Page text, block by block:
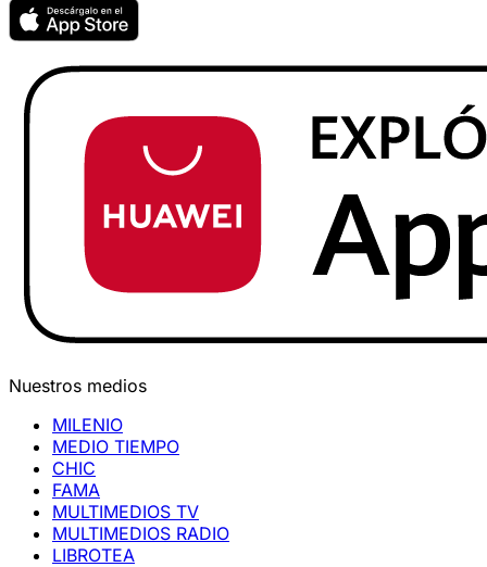
Nuestros medios
MILENIO
MEDIO TIEMPO
CHIC
FAMA
MULTIMEDIOS TV
MULTIMEDIOS RADIO
LIBROTEA